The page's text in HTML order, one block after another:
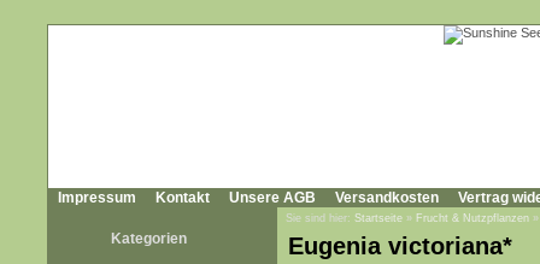
Impressum Kontakt Unsere AGB Versandkosten Vertrag
Kategorien
Sie sind hier: Startseite » Frucht & Nutzpflanzen
Eugenia victoriana*